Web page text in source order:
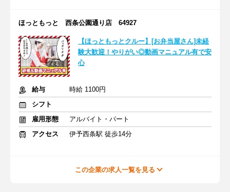
ほっともっと 西条公園通り店 64927
【ほっともっとクルー】[お弁当屋さん]未経
験大歓迎！やりがい◎動画マニュアル有で安
心
給与
時給 1100円
シフト
雇用形態
アルバイト・パート
アクセス
伊予西条駅 徒歩14分
この企業の求人一覧を見る